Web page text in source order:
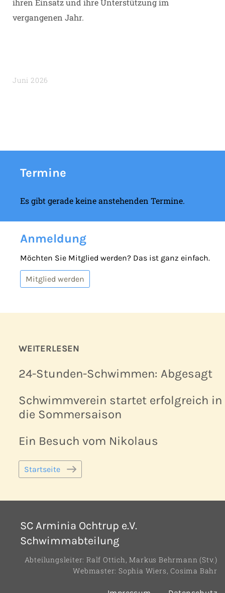
ihren Einsatz und ihre Unterstützung im
vergangenen Jahr.
Juni 2026
Termine
Es gibt gerade keine anstehenden Termine.
Anmeldung
Möchten Sie Mitglied werden? Das ist ganz einfach.
Mitglied werden
WEITERLESEN
24-Stunden-Schwimmen: Abgesagt
Schwimmverein startet erfolgreich in
die Sommersaison
Ein Besuch vom Nikolaus
Startseite
SC Arminia Ochtrup e.V.
Schwimmabteilung
Abteilungsleiter: Ralf Ottich, Markus Behrmann (Stv.)
Webmaster: Sophia Wiers, Cosima Bahr